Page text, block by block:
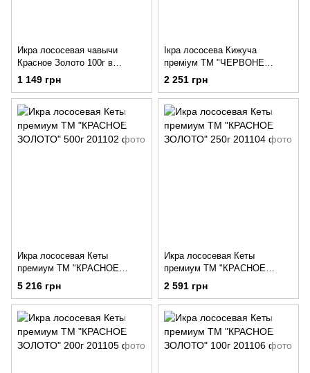
Икра лососевая чавычи
Красное Золото 100г в
стеклянной банке
1 149 грн
Ікра лососева Кижуча
преміум ТМ "ЧЕРВОНЕ
ЗОЛОТО" 200г
2 251 грн
Икра лососевая Кеты
премиум ТМ "КРАСНОЕ
ЗОЛОТО" 500г
5 216 грн
Икра лососевая Кеты
премиум ТМ "КРАСНОЕ
ЗОЛОТО" 250г
2 591 грн